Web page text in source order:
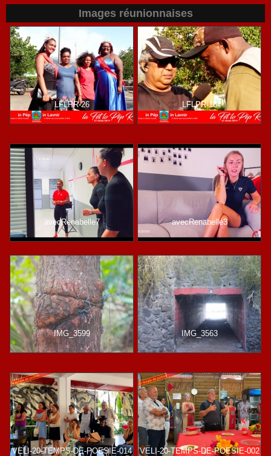
Images réunionnaises
LFLPR-26 LFLPR-18
avecRenabelle7 avecRenabelle3
IMG_3599 IMG_3563
VELI-20-TEMPS-DE-POESIE-014 VELI-20-TEMPS-DE-POESIE-002